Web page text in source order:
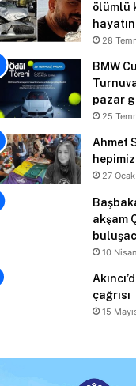
ölümlü
28
BMW
pazar
25
Ahmet
27
akşam
10
çağrısı
15